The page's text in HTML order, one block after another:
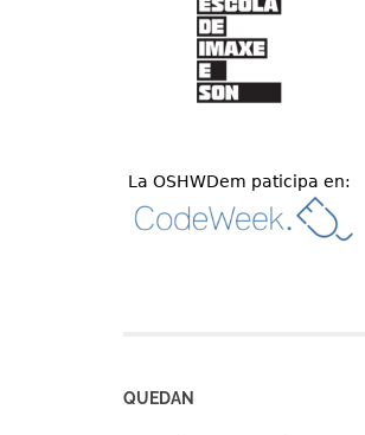
QUEDAN